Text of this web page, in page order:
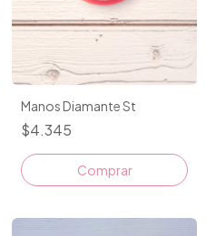
Manos Diamante St
$4.345
Comprar